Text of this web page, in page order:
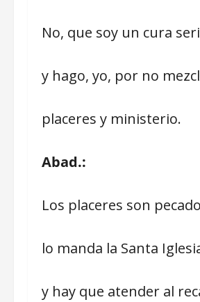
No, que soy un cura
y hago, yo, por no
placeres y ministerio.
Abad.:
Los placeres son
lo manda la Santa
y hay que atender al